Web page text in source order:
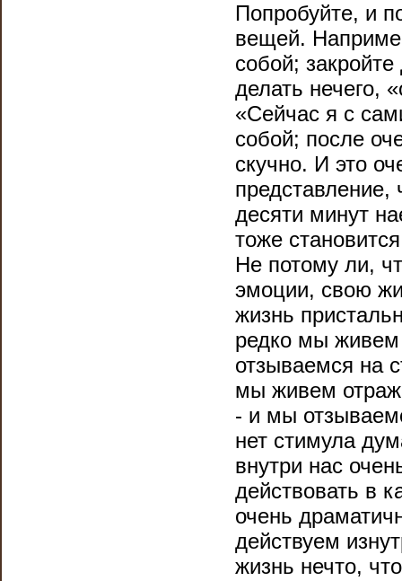
Попробуйте, и
вещей.
собой;
делать нечего,
«Сейчас я с
собой; после
скучно. И это
представление,
десяти минут
тоже
Не потому ли,
эмоции, свою
жизнь
редко мы живем
отзываемся на
мы живем
- и мы
нет стимула
внутри нас
действовать в
очень
действуем
жизнь нечто,